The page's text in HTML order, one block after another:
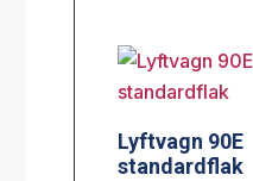
Lyftvagn 90E
standardflak